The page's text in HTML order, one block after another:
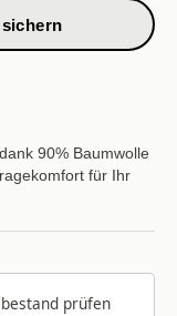
90% Baumwolle
für Ihr
prüfen